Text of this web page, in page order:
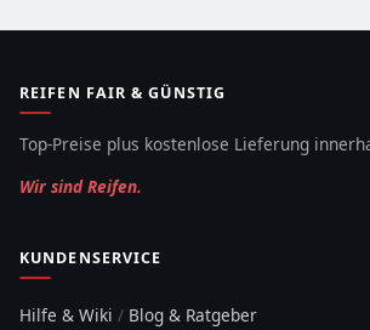
REIFEN FAIR & GÜNSTIG
Top-Preise plus kostenlose Lieferung
Wir sind Reifen.
KUNDENSERVICE
Hilfe & Wiki / Blog & Ratgeber